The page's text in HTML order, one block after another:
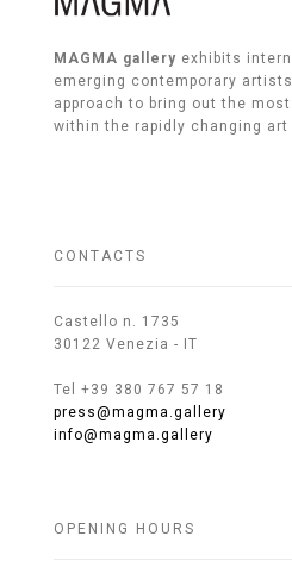
MAGMA gallery exhibits
emerging contemporary
approach to bring out the
within the rapidly changing art
CONTACTS
Castello n. 1735
30122 Venezia - IT
Tel +39 380 767 57 18
press@magma.gallery
info@magma.gallery
OPENING HOURS